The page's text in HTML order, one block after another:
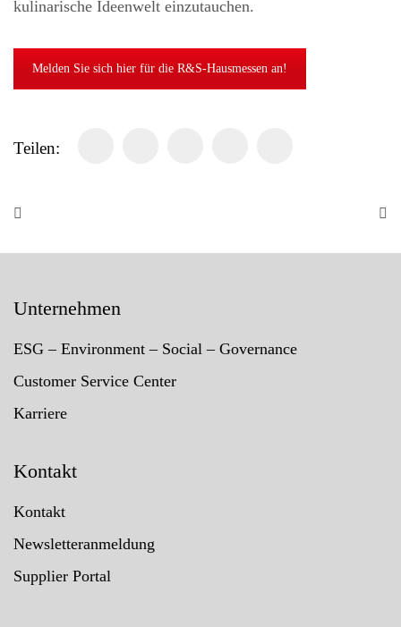
kulinarische Ideenwelt einzutauchen.
Melden Sie sich hier für die R&S-Hausmessen an!
Teilen:
Unternehmen
ESG – Environment – Social – Governance
Customer Service Center
Karriere
Kontakt
Kontakt
Newsletteranmeldung
Supplier Portal